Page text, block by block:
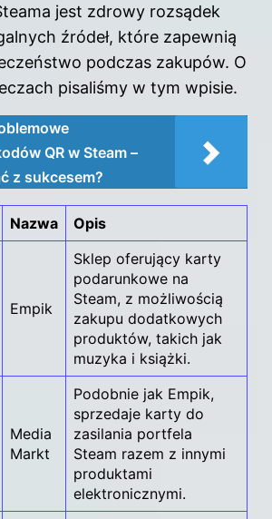
jest zdrowy rozsądek
źródeł, które zapewnią
podczas zakupów. O
pisaliśmy w tym wpisie.
QR w Steam –
z sukcesem?
Nazwa Opis
Empik
Sklep oferujący karty
podarunkowe na
Steam, z możliwością
zakupu dodatkowych
produktów, takich jak
muzyka i książki.
Media
Markt
Podobnie jak Empik,
sprzedaje karty do
zasilania portfela
Steam razem z innymi
produktami
elektronicznymi.